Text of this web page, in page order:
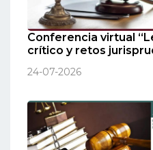
Conferencia virtual
crítico y retos
24-07-2026